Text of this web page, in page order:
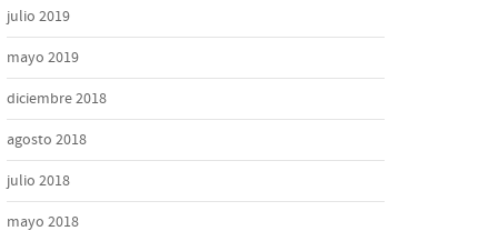
julio 2019
mayo 2019
diciembre 2018
agosto 2018
julio 2018
mayo 2018